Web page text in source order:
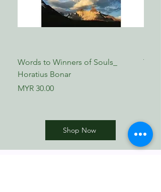
Words to Winners of Souls_
Horatius Bonar
Price
MYR 30.00
The
Shop Now